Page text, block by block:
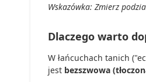
Wskazówka: Zmierz
Dlaczego warto
W łańcuchach tanich
jest bezszwowa